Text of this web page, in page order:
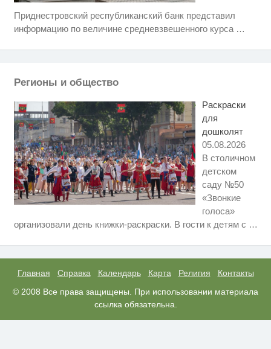
Приднестровский республиканский банк представил
информацию по величине средневзвешенного курса …
Регионы и общество
Раскраски
для
дошколят
05.08.2026
В столичном
детском
саду №50
«Звонкие
голоса»
организовали день книжки-раскраски. В гости к детям с …
Главная Справка Календарь Карта Религия
Контакты
© 2008 Все права защищены. При использовании материала
ссылка обязательна.
i
Скрытая камера на пляже
когда их не видят...
Скрытые признаки рака: на такое
Королева вагона отожгла! Видео
а смеяться вы будете долго
i
Ржу не переставая, это видео
пересмотришь не раз